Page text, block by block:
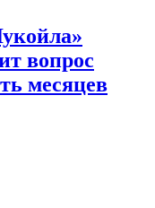
вопрос
месяцев